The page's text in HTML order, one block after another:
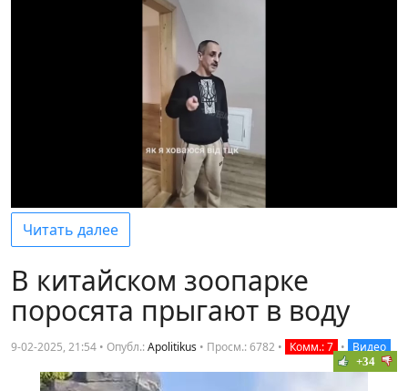
Читать далее
В китайском зоопарке
поросята прыгают в воду
9-02-2025, 21:54 • Опубл.:Apolitikus • Просм.: 6782 • Комм.: 7 • Видео
+34